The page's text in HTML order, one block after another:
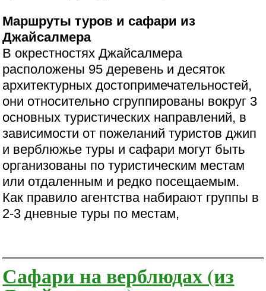
Маршруты туров и сафари из
Джайсалмера
В окрестностях Джайсалмера
расположены 95 деревень и десяток
архитектурных достопримечательностей,
они относительно сгруппированы вокруг 3
основных туристических направлений, в
зависимости от пожеланий туристов джип
и верблюжье туры и сафари могут быть
организованы по туристическим местам
или отдаленным и редко посещаемым.
Как правило агентства набирают группы в
2-3 дневные туры по местам,
Сафари на верблюдах (из